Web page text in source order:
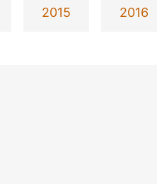
2015 2016